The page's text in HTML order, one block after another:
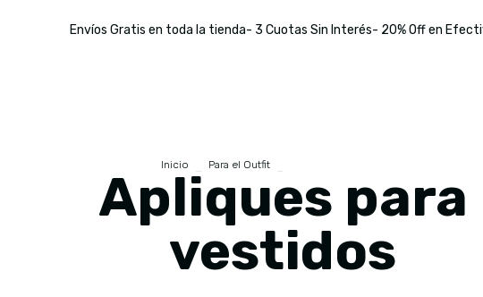
Envíos Gratis en toda la tienda- 3 Cuotas Sin Interés- 20% Off en
Inicio Para el Outfit
Apliques para
vestidos